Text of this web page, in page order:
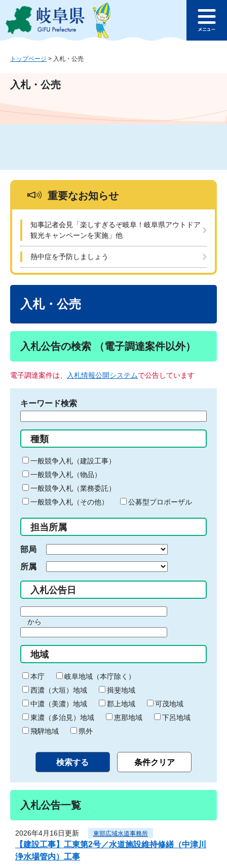
ジ
ュ
文
このページの本文へ
ュ
トップページ > 入札・公売
入札・公売
重要なお知らせ
知事記者会見「楽しすぎるぞ岐阜！岐阜県アウトドア
観光キャンペーンを実施」他
熱中症を予防しましょう
入札・公売
入札公告の検索 （電子調達案件以外）
電子調達案件は、 入札情報公開システムで公告しています
キーワード検索
る
キ
ー
ワ
ー
ド
入
力
種類
一般競争入札（建設工事）
一般競争入札（物品）
一般競争入札（業務委託）
一般競争入札（その他）
公募型プロポーザル
担当所属
部局
所属
入札公告日
間
始
り
から
間
終
わ
り
地域
本庁
岐阜地域（本庁除く）
西濃（大垣）地域
揖斐地域
中濃（美濃）地域
郡上地域
可茂地域
東濃（多治見）地域
恵那地域
下呂地域
飛騨地域
県外
入札公告一覧
2026年4月16日更新 東部広域水道事務所
【建設工事】工東第2号／水道施設維持修繕（中津川
浄水場管内）工事